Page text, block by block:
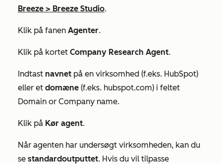
Breeze > Breeze Studio.
Klik på fanen Agenter.
Klik på kortet Company Research Agent.
Indtast navnet på en virksomhed (f.eks. HubSpot)
eller et domæne (f.eks. hubspot.com) i feltet
Domain or Company name.
Klik på Kør agent.
Når agenten har undersøgt virksomheden, kan du
se standardoutputtet. Hvis du vil tilpasse